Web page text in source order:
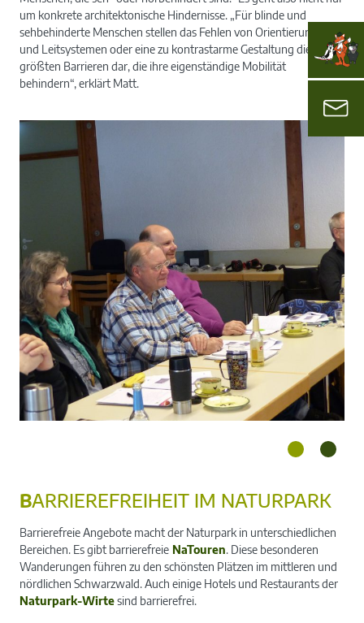
um konkrete architektonische Hindernisse. „Für blinde und
sehbehinderte Menschen stellen das Fehlen von Orientierungs-
und Leitsystemen oder eine zu kontrastarme Gestaltung die
größten Barrieren dar, die ihre eigenständige Mobilität
behindern“, erklärt Matt.
BARRIEREFREIHEIT IM NATURPARK
Barrierefreie Angebote macht der Naturpark in unterschiedlichen
Bereichen. Es gibt barrierefreie NaTouren. Diese besonderen
Wanderungen führen zu den schönsten Plätzen im mittleren und
nördlichen Schwarzwald. Auch einige Hotels und Restaurants der
Naturpark-Wirtesind barrierefrei.